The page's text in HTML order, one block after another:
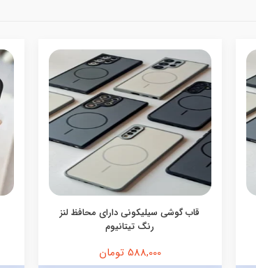
قاب گوشی سیلیکونی دارای محافظ لنز
رنگ تیتانیوم
588,000 تومان